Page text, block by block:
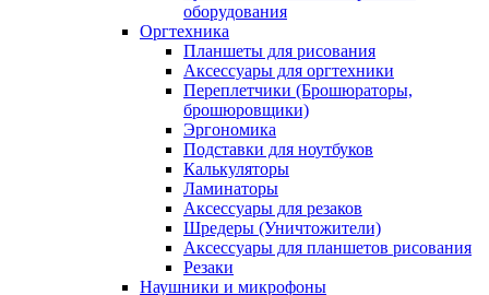
оборудования
Оргтехника
Планшеты для рисования
Аксессуары для оргтехники
Переплетчики (Брошюраторы,
брошюровщики)
Эргономика
Подставки для ноутбуков
Калькуляторы
Ламинаторы
Аксессуары для резаков
Шредеры (Уничтожители)
Аксессуары для планшетов рисования
Резаки
Наушники и микрофоны